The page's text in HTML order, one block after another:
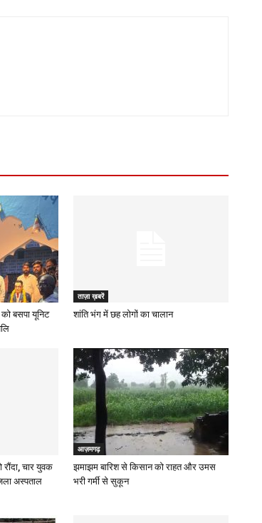
बसपा यूनिट
ताज़ा ख़बरें
शांति भंग में छह लोगों का चालान
रौंदा, चार युवक
अस्पताल
आज़मगढ़
झमाझम बारिश से किसान को राहत और उमस
भरी गर्मी से सुकून